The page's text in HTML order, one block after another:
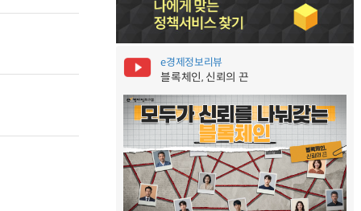
e경제정보리뷰
블록체인, 신뢰의 끈